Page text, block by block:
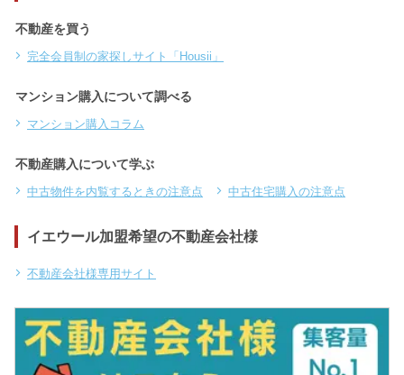
不動産を買う
完全会員制の家探しサイト「Housii」
マンション購入について調べる
マンション購入コラム
不動産購入について学ぶ
中古物件を内覧するときの注意点 中古住宅購入の注意点
イエウール加盟希望の不動産会社様
不動産会社様専用サイト